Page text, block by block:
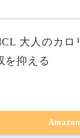
大人のカロ
を抑える
Amazon